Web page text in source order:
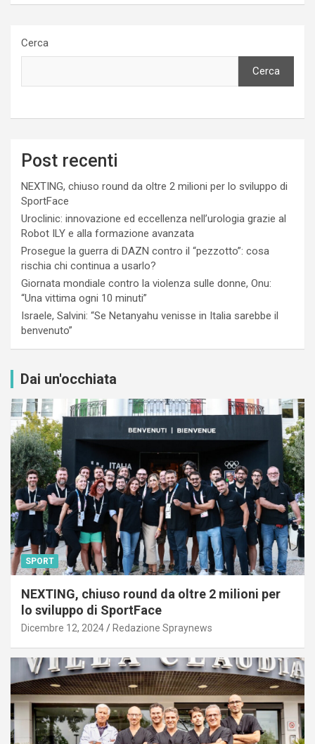
Cerca
Cerca
Post recenti
NEXTING, chiuso round da oltre 2 milioni per lo sviluppo di
SportFace
Uroclinic: innovazione ed eccellenza nell’urologia grazie al
Robot ILY e alla formazione avanzata
Prosegue la guerra di DAZN contro il “pezzotto”: cosa
rischia chi continua a usarlo?
Giornata mondiale contro la violenza sulle donne, Onu:
“Una vittima ogni 10 minuti”
Israele, Salvini: “Se Netanyahu venisse in Italia sarebbe il
benvenuto”
Dai un'occhiata
SPORT
NEXTING, chiuso round da oltre 2 milioni per
lo sviluppo di SportFace
Dicembre 12, 2024 Redazione Spraynews